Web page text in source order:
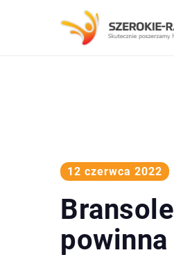
12 czerwca 2022